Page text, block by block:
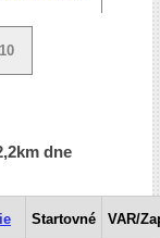
dne
Startovné VAR/